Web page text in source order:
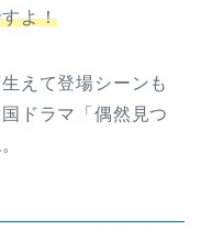
よ！
えて登場シーンも
ドラマ「偶然見つ